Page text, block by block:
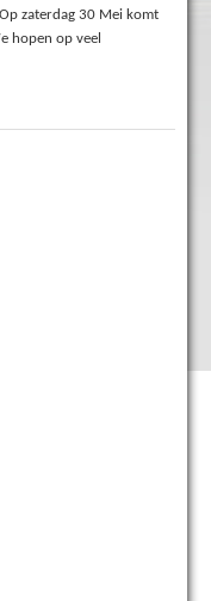
zaterdag 30 Mei komt
hopen op veel